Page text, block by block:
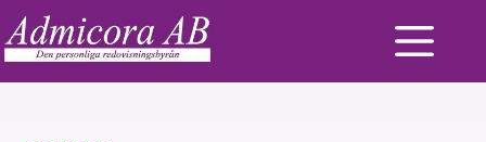
content